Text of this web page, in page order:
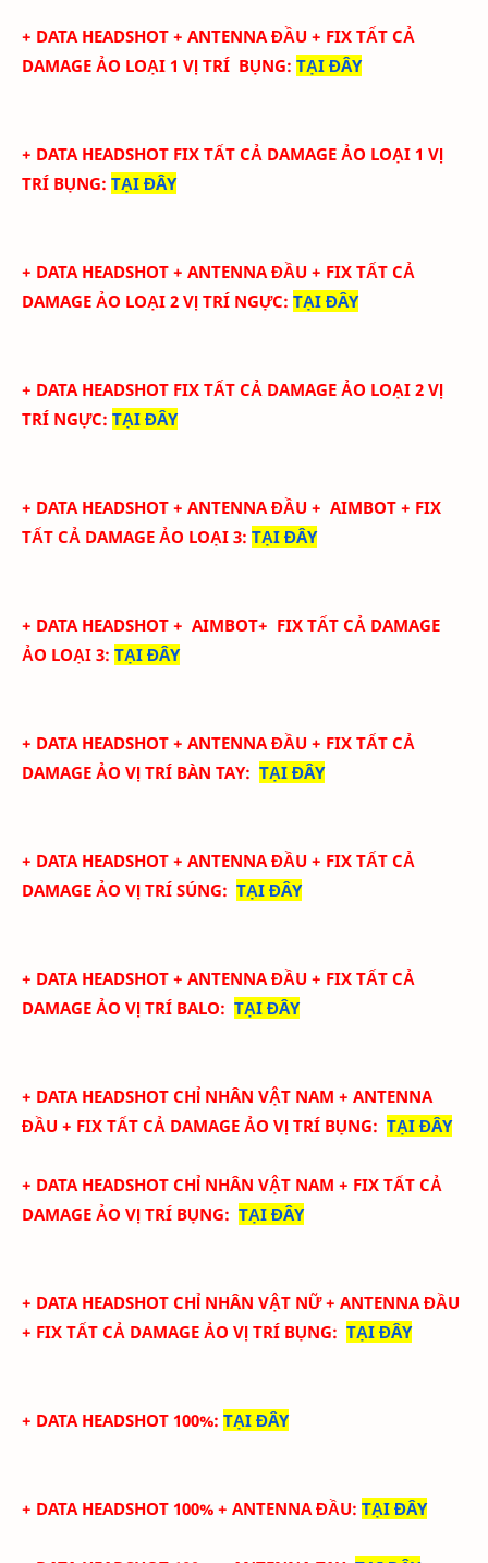
+ DATA HEADSHOT + ANTENNA ĐẦU + FIX TẤT CẢ
DAMAGE ẢO LOẠI 1 VỊ TRÍ BỤNG: TẠI ĐÂY
+ DATA HEADSHOT FIX TẤT CẢ DAMAGE ẢO LOẠI 1 VỊ
TRÍ BỤNG: TẠI ĐÂY
+ DATA HEADSHOT + ANTENNA ĐẦU + FIX TẤT CẢ
DAMAGE ẢO LOẠI 2 VỊ TRÍ NGỰC: TẠI ĐÂY
+ DATA HEADSHOT FIX TẤT CẢ DAMAGE ẢO LOẠI 2 VỊ
TRÍ NGỰC: TẠI ĐÂY
+ DATA HEADSHOT + ANTENNA ĐẦU + AIMBOT + FIX
TẤT CẢ DAMAGE ẢO LOẠI 3: TẠI ĐÂY
+ DATA HEADSHOT + AIMBOT+ FIX TẤT CẢ DAMAGE
ẢO LOẠI 3: TẠI ĐÂY
+ DATA HEADSHOT + ANTENNA ĐẦU + FIX TẤT CẢ
DAMAGE ẢO VỊ TRÍ BÀN TAY: TẠI ĐÂY
+ DATA HEADSHOT + ANTENNA ĐẦU + FIX TẤT CẢ
DAMAGE ẢO VỊ TRÍ SÚNG: TẠI ĐÂY
+ DATA HEADSHOT + ANTENNA ĐẦU + FIX TẤT CẢ
DAMAGE ẢO VỊ TRÍ BALO: TẠI ĐÂY
+ DATA HEADSHOT CHỈ NHÂN VẬT NAM + ANTENNA
ĐẦU + FIX TẤT CẢ DAMAGE ẢO VỊ TRÍ BỤNG: TẠI ĐÂY
+ DATA HEADSHOT CHỈ NHÂN VẬT NAM + FIX TẤT CẢ
DAMAGE ẢO VỊ TRÍ BỤNG: TẠI ĐÂY
+ DATA HEADSHOT CHỈ NHÂN VẬT NỮ + ANTENNA ĐẦU
+ FIX TẤT CẢ DAMAGE ẢO VỊ TRÍ BỤNG: TẠI ĐÂY
+ DATA HEADSHOT 100%: TẠI ĐÂY
+ DATA HEADSHOT 100% + ANTENNA ĐẦU: TẠI ĐÂY